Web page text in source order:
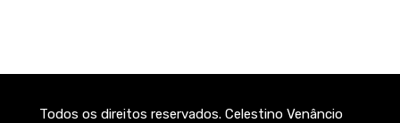
Todos os direitos reservados. Celestino Venâncio